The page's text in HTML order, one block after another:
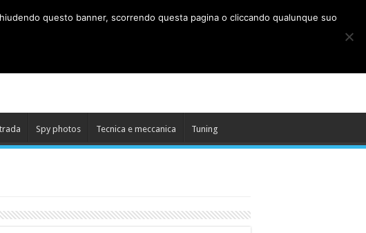
Spy photos Tecnica e meccanica Tuning
questo banner, scorrendo questa pagina o cliccando qualunque suo